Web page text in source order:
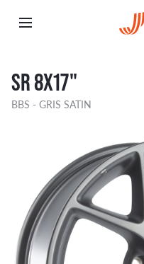
SR 8X17"
BBS - GRIS SATIN